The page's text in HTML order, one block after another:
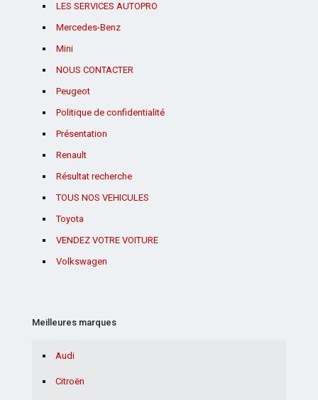
LES SERVICES AUTOPRO
Mercedes-Benz
Mini
NOUS CONTACTER
Peugeot
Politique de confidentialité
Présentation
Renault
Résultat recherche
TOUS NOS VEHICULES
Toyota
VENDEZ VOTRE VOITURE
Volkswagen
Meilleures marques
Audi
Citroën